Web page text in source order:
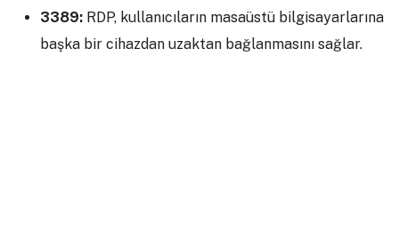
3389: RDP, kullanıcıların masaüstü bilgisayarlarına
başka bir cihazdan uzaktan bağlanmasını sağlar.